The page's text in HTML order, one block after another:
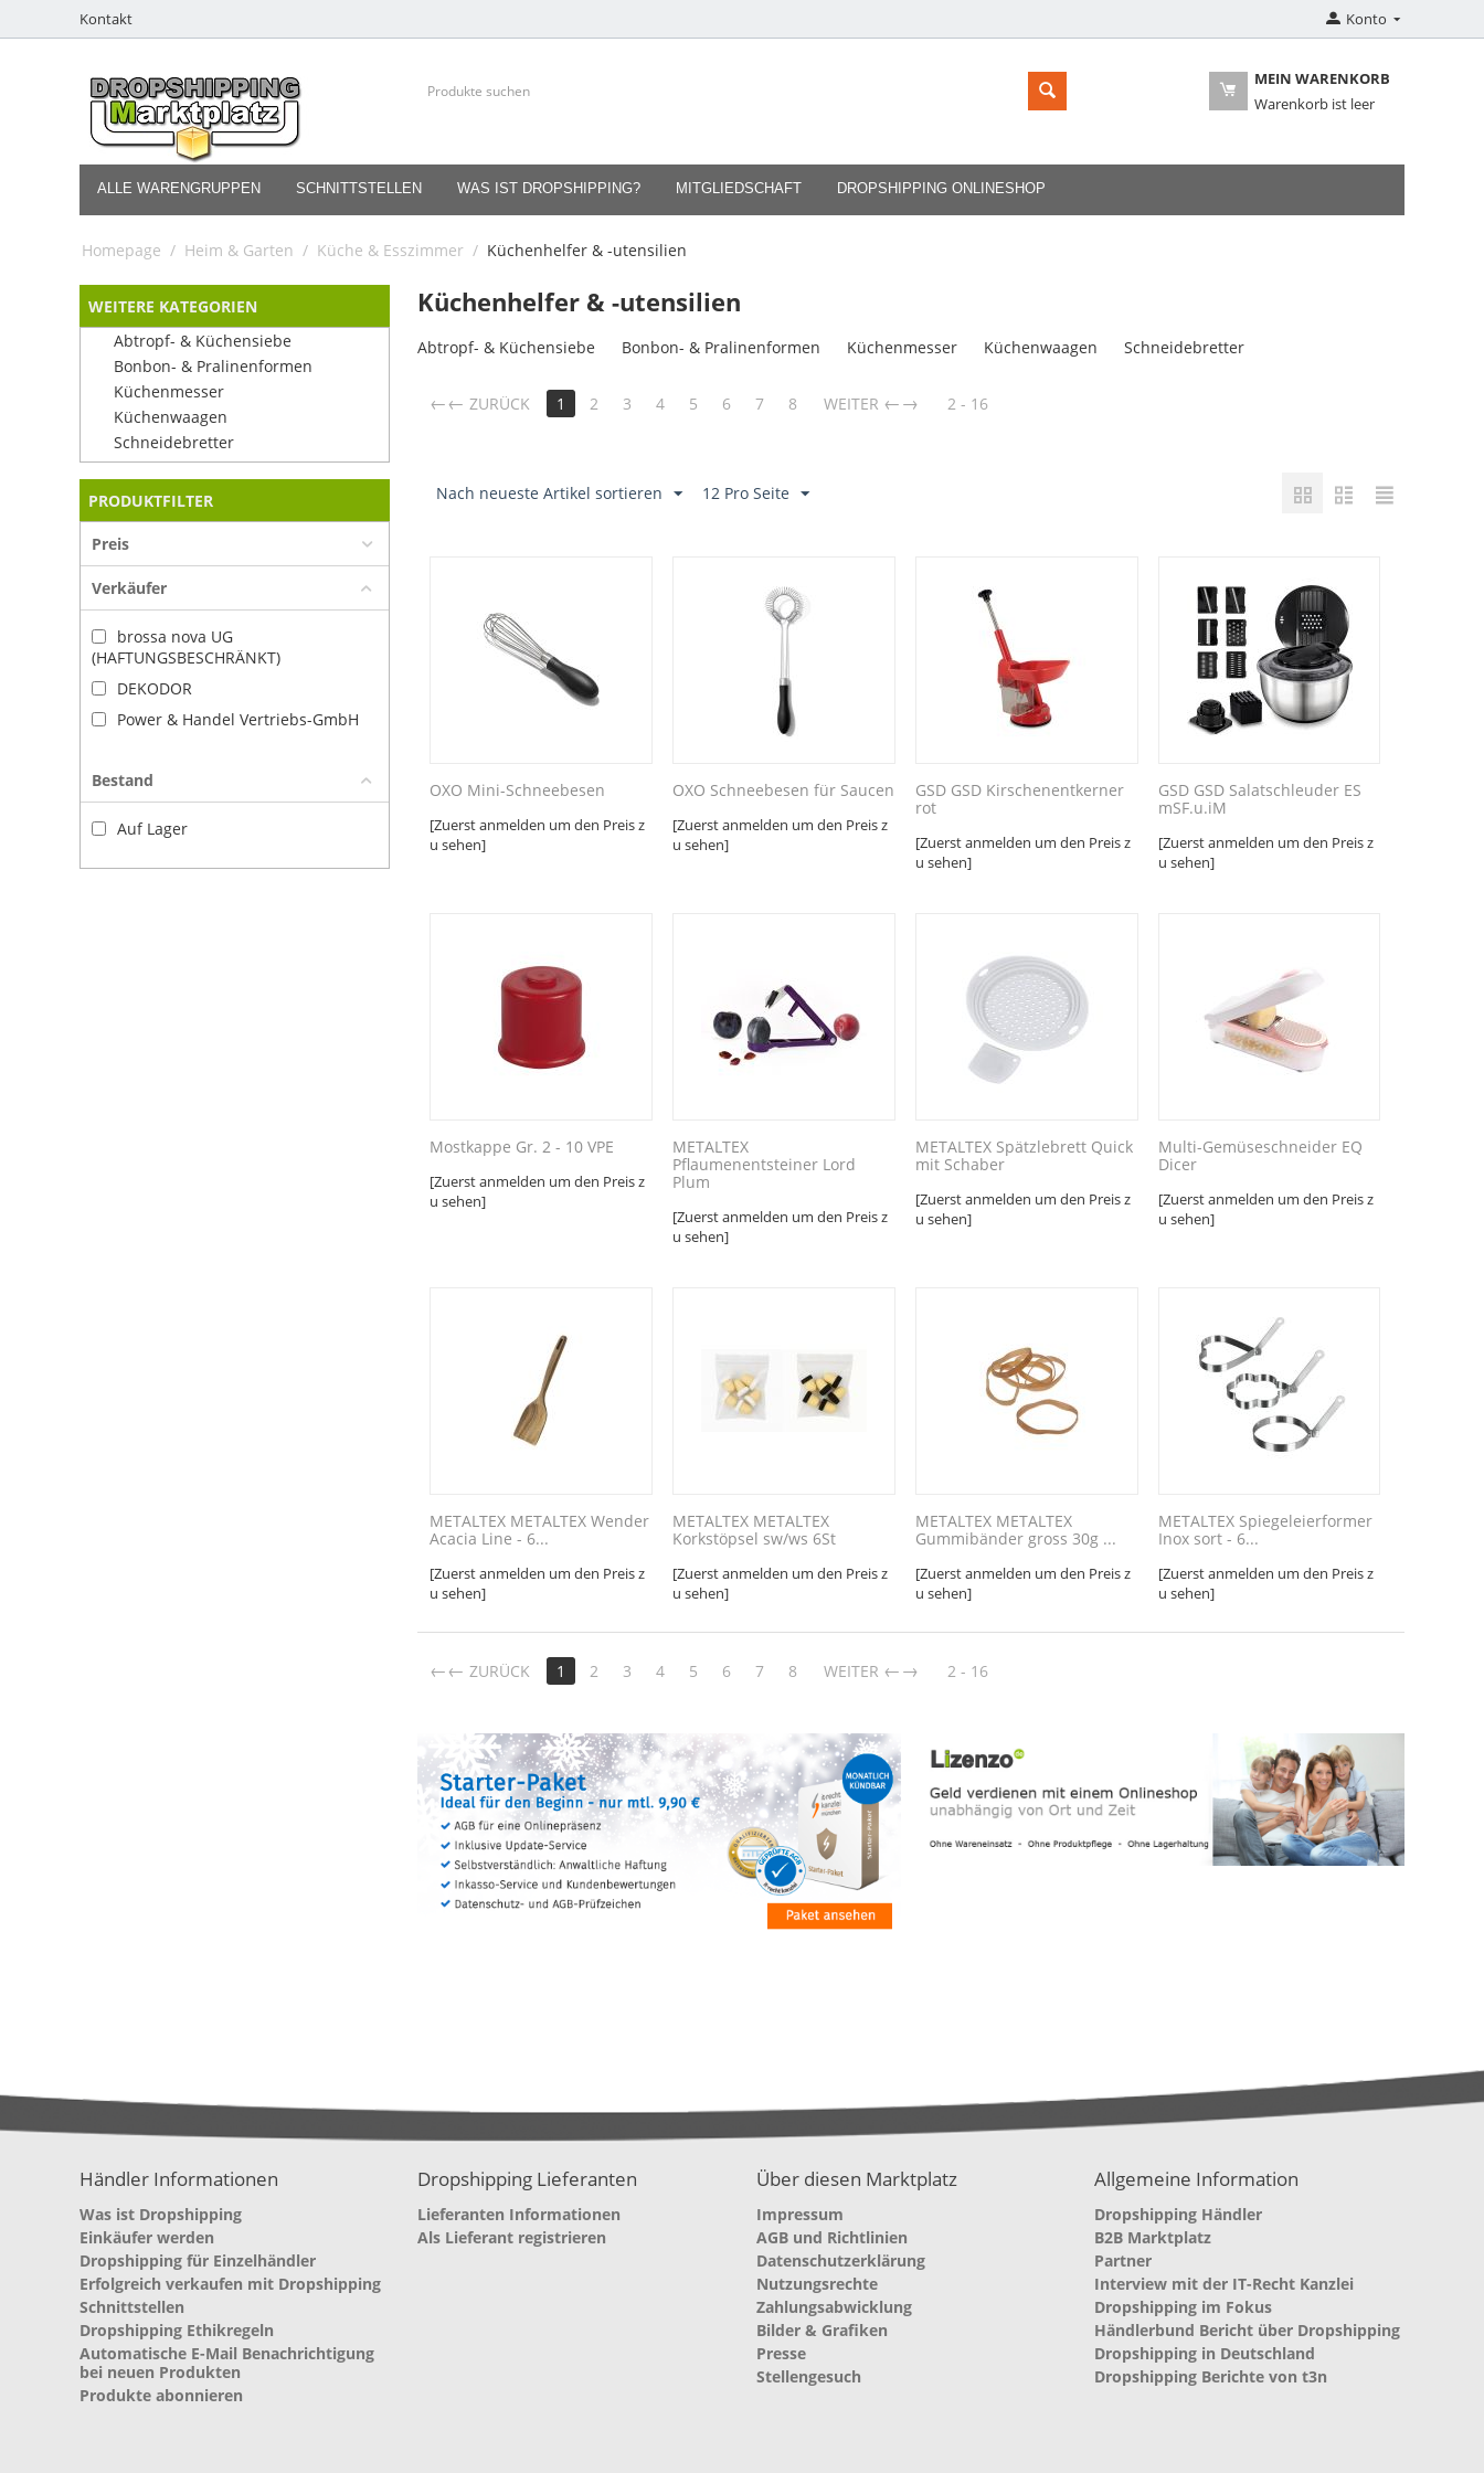
Kontakt Konto
MEIN WARENKORB
Warenkorb ist leer
ALLE WARENGRUPPEN SCHNITTSTELLEN WAS IST DROPSHIPPING? MITGLIEDSCHAFT DROPSHIPPING ONLINESHOP
Homepage / Heim & Garten / Küche & Esszimmer / Küchenhelfer & -utensilien
WEITERE KATEGORIEN
Abtropf- & Küchensiebe
Bonbon- & Pralinenformen
Küchenmesser
Küchenwaagen
Schneidebretter
PRODUKTFILTER
Preis
Verkäufer
brossa nova UG
(HAFTUNGSBESCHRÄNKT)
DEKODOR
Power & Handel Vertriebs-GmbH
Bestand
Auf Lager
Küchenhelfer & -utensilien
Abtropf- & Küchensiebe Bonbon- & Pralinenformen Küchenmesser Küchenwaagen Schneidebretter
← ZURÜCK 1 2 3 4 5 6 7 8 WEITER → 2 - 16
Nach neueste Artikel sortieren 12 Pro Seite
OXO Mini-Schneebesen
[Zuerst anmelden um den Preis z
u sehen]
OXO Schneebesen für Saucen
[Zuerst anmelden um den Preis z
u sehen]
GSD GSD Kirschenentkerner
rot
[Zuerst anmelden um den Preis z
u sehen]
GSD GSD Salatschleuder ES
mSF.u.iM
[Zuerst anmelden um den Preis z
u sehen]
Mostkappe Gr. 2 - 10 VPE
[Zuerst anmelden um den Preis z
u sehen]
METALTEX
Pflaumenentsteiner Lord
Plum
[Zuerst anmelden um den Preis z
u sehen]
METALTEX Spätzlebrett Quick
mit Schaber
[Zuerst anmelden um den Preis z
u sehen]
Multi-Gemüseschneider EQ
Dicer
[Zuerst anmelden um den Preis z
u sehen]
METALTEX METALTEX Wender
Acacia Line - 6...
[Zuerst anmelden um den Preis z
u sehen]
METALTEX METALTEX
Korkstöpsel sw/ws 6St
[Zuerst anmelden um den Preis z
u sehen]
METALTEX METALTEX
Gummibänder gross 30g ...
[Zuerst anmelden um den Preis z
u sehen]
METALTEX Spiegeleierformer
Inox sort - 6...
[Zuerst anmelden um den Preis z
u sehen]
← ZURÜCK 1 2 3 4 5 6 7 8 WEITER → 2 - 16
Händler Informationen
Was ist Dropshipping
Einkäufer werden
Dropshipping für Einzelhändler
Erfolgreich verkaufen mit Dropshipping
Schnittstellen
Dropshipping Ethikregeln
Automatische E-Mail Benachrichtigung
bei neuen Produkten
Produkte abonnieren
Dropshipping Lieferanten
Lieferanten Informationen
Als Lieferant registrieren
Über diesen Marktplatz
Impressum
AGB und Richtlinien
Datenschutzerklärung
Nutzungsrechte
Zahlungsabwicklung
Bilder & Grafiken
Presse
Stellengesuch
Allgemeine Information
Dropshipping Händler
B2B Marktplatz
Partner
Interview mit der IT-Recht Kanzlei
Dropshipping im Fokus
Händlerbund Bericht über Dropshipping
Dropshipping in Deutschland
Dropshipping Berichte von t3n